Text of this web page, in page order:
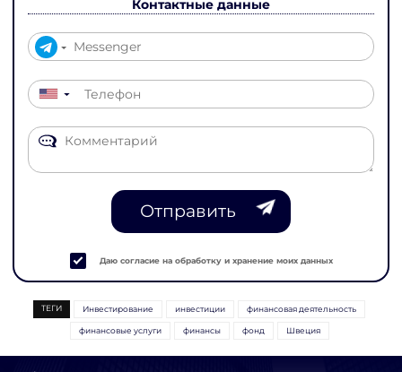
Контактные данные
▼
Отправить
Даю согласие на обработку и хранение моих данных
ТЕГИ Инвестирование инвестиции финансовая деятельность
финансовые услуги финансы фонд Швеция